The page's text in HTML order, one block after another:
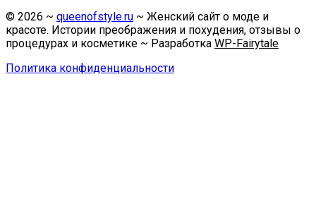
© 2026 ~ queenofstyle.ru ~ Женский сайт о моде и
красоте. Истории преображения и похудения, отзывы о
процедурах и косметике ~ Разработка WP-Fairytale
Политика конфиденциальности